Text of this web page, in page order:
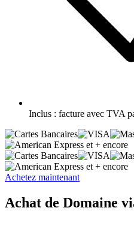
Inclus : facture avec TVA
et + encore
et + encore
Achetez maintenant
Achat de Domaine